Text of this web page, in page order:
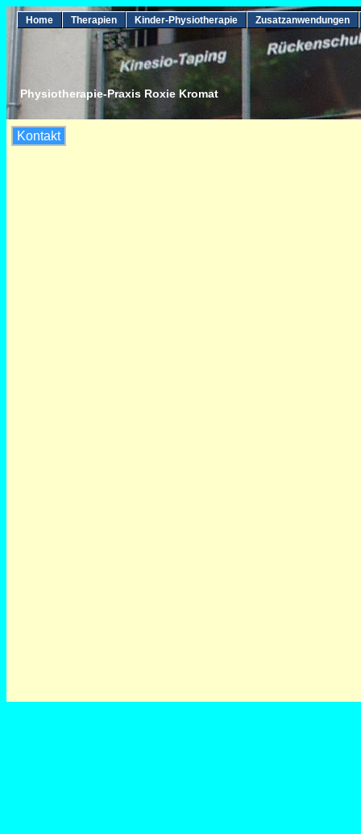
Home Therapien Kinder-Physiotherapie Zusatzanwendungen
Physiotherapie-Praxis Roxie Kromat
Kontakt